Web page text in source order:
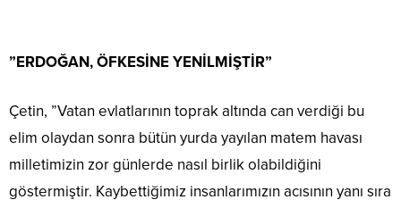
”ERDOĞAN, ÖFKESİNE YENİLMİŞTİR”
Çetin, ”Vatan evlatlarının toprak altında can verdiği bu
elim olaydan sonra bütün yurda yayılan matem havası
milletimizin zor günlerde nasıl birlik olabildiğini
göstermiştir. Kaybettiğimiz insanlarımızın acısının yanı sıra